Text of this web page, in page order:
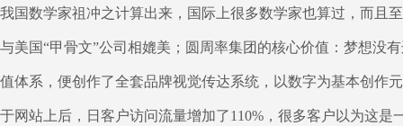
我国数学家祖冲之计算出来，国际上很多数学家也算过，而且
与美国“甲骨文”公司相媲美；圆周率集团的核心价值：梦想没
值体系，便创作了全套品牌视觉传达系统，以数字为基本创作
于网站上后，日客户访问流量增加了110%，很多客户以为这